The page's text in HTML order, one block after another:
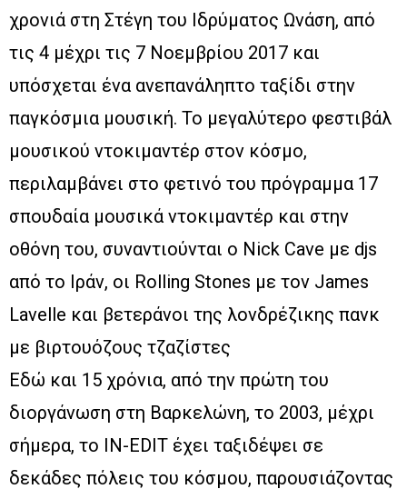
χρονιά στη Στέγη του Ιδρύματος Ωνάση, από
τις 4 μέχρι τις 7 Νοεμβρίου 2017 και
υπόσχεται ένα ανεπανάληπτο ταξίδι στην
παγκόσμια μουσική. Το μεγαλύτερο φεστιβάλ
μουσικού ντοκιμαντέρ στον κόσμο,
περιλαμβάνει στο φετινό του πρόγραμμα 17
σπουδαία μουσικά ντοκιμαντέρ και στην
οθόνη του, συναντιούνται ο Nick Cave με djs
από το Ιράν, οι Rolling Stones με τον James
Lavelle και βετεράνοι της λονδρέζικης πανκ
με βιρτουόζους τζαζίστες
Εδώ και 15 χρόνια, από την πρώτη του
διοργάνωση στη Βαρκελώνη, το 2003, μέχρι
σήμερα, το IN-EDIT έχει ταξιδέψει σε
δεκάδες πόλεις του κόσμου, παρουσιάζοντας